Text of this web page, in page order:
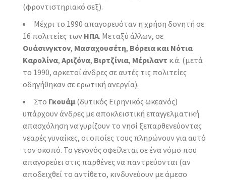
(φροντιστηριακό σεξ).
Μέχρι το 1990 απαγορευόταν η χρήση δονητή σε
16 πολιτείες των ΗΠΑ. Μεταξύ άλλων, σε
Ουάσινγκτον, Μασαχουσέτη, Βόρεια και Νότια
Καρολίνα, Αριζόνα, Βιρτζίνια, Μέριλαντ κ.ά. (μετά
το 1990, αρκετοί άνδρες σε αυτές τις πολιτείες
οδηγήθηκαν σε ερωτική ανεργία).
Στο Γκουάμ(δυτικός Ειρηνικός ωκεανός)
υπάρχουν άνδρες με αποκλειστική επαγγελματική
απασχόληση να γυρίζουν το νησί ξεπαρθενεύοντας
νεαρές γυναίκες, οι οποίες τους πληρώνουν για αυτό
τον σκοπό. Το γεγονός οφείλεται σε ένα νόμο που
απαγορεύει στις παρθένες να παντρεύονται (αν
αποδειχθεί το αντίθετο, κινδυνεύουν με άμεσο